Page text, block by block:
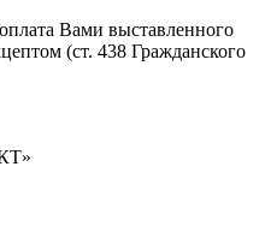
Вами выставленного
(ст. 438 Гражданского